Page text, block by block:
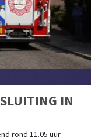
IN
rond 11.05 uur